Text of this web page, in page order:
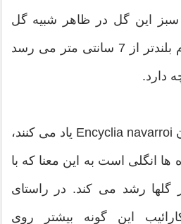
این گل در ظاهر شبیه گل
نرگس است که هر کدام بلندتر از 7 سانتی متر می رسد
این گل که از آن با عنوان Encyclia navarroi یاد می کنند،
ها انگلی است به این معنا که با
گلها رشد می کند. در راستای
این گونه بیشتر روی